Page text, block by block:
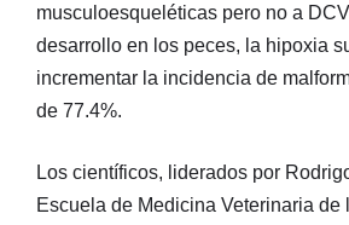
musculoesqueléticas pero no a
desarrollo en los peces, la hipoxia
incrementar la incidencia de
de 77.4%.
Los científicos, liderados por
Escuela de Medicina Veterinaria de